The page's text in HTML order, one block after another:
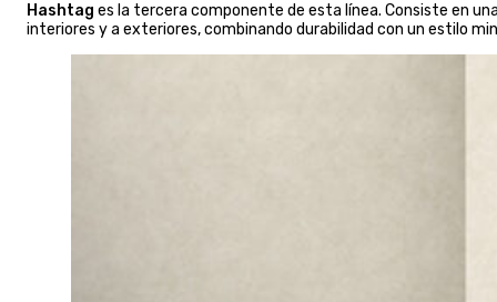
Hashtag es la tercera componente de esta línea. Consiste en
interiores y a exteriores, combinando durabilidad con un estilo